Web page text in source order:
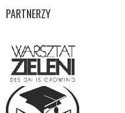
PARTNERZY